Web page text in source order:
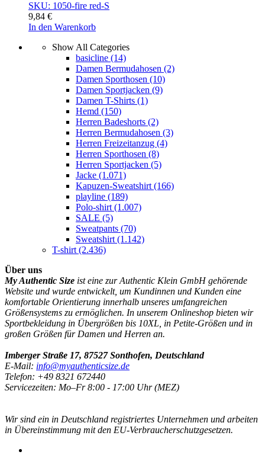
SKU: 1050-fire red-S
9,84 €
In den Warenkorb
Show All Categories
basicline (14)
Damen Bermudahosen (2)
Damen Sporthosen (10)
Damen Sportjacken (9)
Damen T-Shirts (1)
Hemd (150)
Herren Badeshorts (2)
Herren Bermudahosen (3)
Herren Freizeitanzug (4)
Herren Sporthosen (8)
Herren Sportjacken (5)
Jacke (1.071)
Kapuzen-Sweatshirt(166)
playline (189)
Polo-shirt(1.007)
SALE (5)
Sweatpants (70)
Sweatshirt(1.142)
T-shirt(2.436)
Über uns
My Authentic Size ist eine zur Authentic Klein GmbH gehörende
Website und wurde entwickelt, um Kundinnen und Kunden eine
komfortable Orientierung innerhalb unseres umfangreichen
Größensystems zu ermöglichen. In unserem Onlineshop bieten wir
Sportbekleidung in Übergrößen bis 10XL, in Petite-Größen und in
großen Größen für Damen und Herren an.
Imberger Straße 17, 87527 Sonthofen, Deutschland
E-Mail: info@myauthenticsize.de
Telefon: +49 8321 672440
Servicezeiten: Mo–Fr 8:00 - 17:00 Uhr (MEZ)
Wir sind ein in Deutschland registriertes Unternehmen und arbeiten
in Übereinstimmung mit den EU-Verbraucherschutzgesetzen.